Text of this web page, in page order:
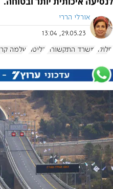
אורלי הררי
29.05.23, 13:04
סלולר משרד התקשורת קליטה שלמה